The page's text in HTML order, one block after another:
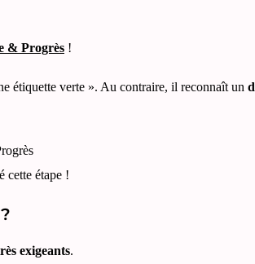
& Progrès !
étiquette verte ». Au contraire, il reconnaît un
cette étape !
exigeants.